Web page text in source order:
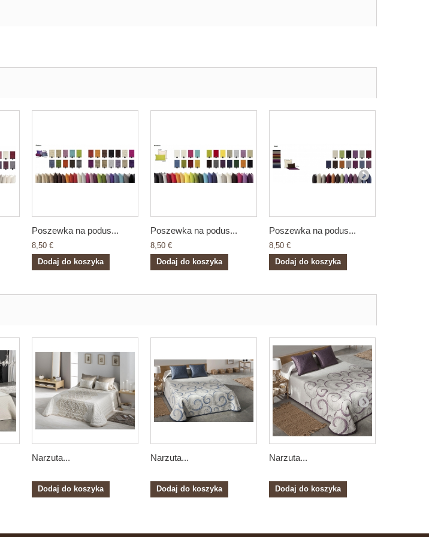
Poszewka na podus...
8,50 €
Dodaj do koszyka
Poszewka na podus...
8,50 €
Dodaj do koszyka
Poszewka na podus...
8,50 €
Dodaj do koszyka
Narzuta...
Dodaj do koszyka
Narzuta...
Dodaj do koszyka
Narzuta...
Dodaj do koszyka